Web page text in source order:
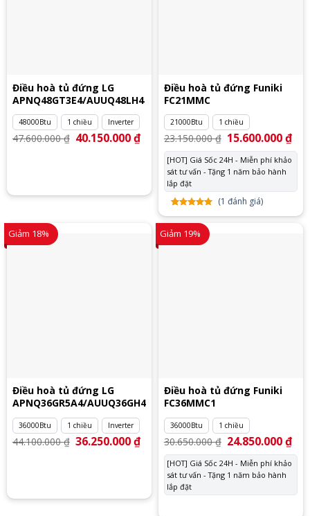
Điều hoà tủ đứng LG
APNQ48GT3E4/AUUQ48LH4
48000Btu 1 chiều Inverter
47.600.000₫ Giá
gốc
40.150.000₫Giá
40.150.000 ₫.
Điều hoà tủ đứng Funiki
FC21MMC
21000Btu 1 chiều
23.150.000₫ Giá
gốc
là:
23.150.000 ₫.
15.600.000₫Giá
tại
[HOT] Giá Sốc 24H - Miễn phí khảo
sát tư vấn - Tặng 1 năm bảo hành
lắp đặt
5.00trên
5 dựa
trên
1
đánh
(1 đánh giá)
Giảm 18%
Điều hoà tủ đứng LG
APNQ36GR5A4/AUUQ36GH4
36000Btu 1 chiều Inverter
44.100.000₫ Giá
gốc
36.250.000₫Giá
36.250.000 ₫.
Giảm 19%
Điều hoà tủ đứng Funiki
FC36MMC1
36000Btu 1 chiều
30.650.000₫ Giá
gốc
là:
30.650.000 ₫.
24.850.000₫Giá
tại
[HOT] Giá Sốc 24H - Miễn phí khảo
sát tư vấn - Tặng 1 năm bảo hành
lắp đặt